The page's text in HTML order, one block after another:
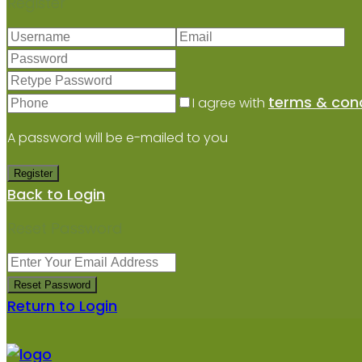
I agree with terms &
A password will be e-mailed to you
Register
Back to Login
Reset Password
Reset Password
Return to Login